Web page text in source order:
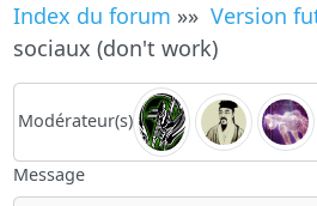
Index du forum »» Version
sociaux (don't work)
Modérateur(s)
Message